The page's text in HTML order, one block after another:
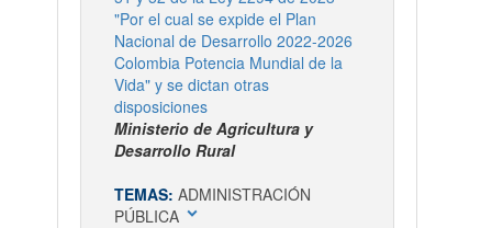
"Por el cual se expide el Plan
Nacional de Desarrollo 2022-2026
Colombia Potencia Mundial de la
Vida" y se dictan otras
disposiciones
Ministerio de Agricultura y
Desarrollo Rural
TEMAS: ADMINISTRACIÓN
PÚBLICA expand_more